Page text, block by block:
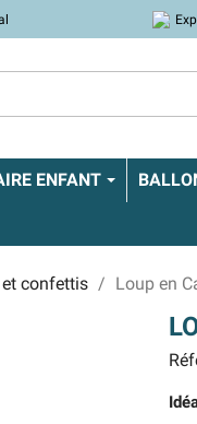
ENFANT
confettis Loup en